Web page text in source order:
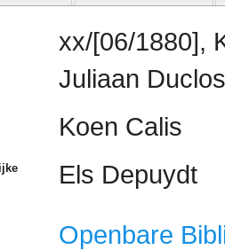
xx/[06/1880],
Juliaan
Koen Calis
Els Depuydt
Openbare